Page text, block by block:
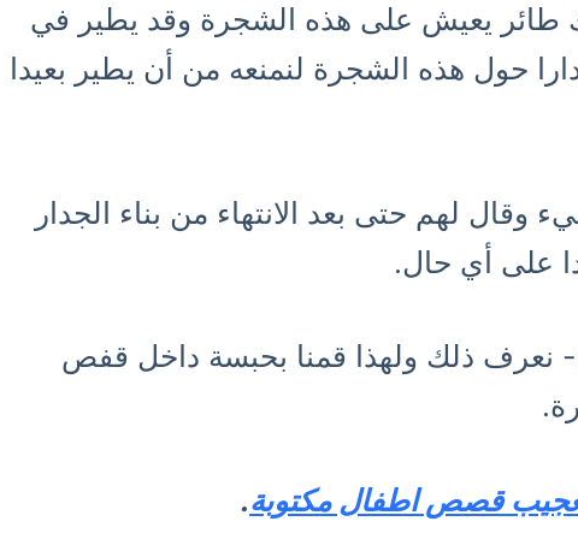
طائر يعيش على هذه الشجرة وقد يطير في
حول هذه الشجرة لنمنعه من أن يطير بعيدا
لهم حتى بعد الانتهاء من بناء الجدار
على أي حال.
نعرف ذلك ولهذا قمنا بحبسة داخل قفص
قصص اطفال مكتوبة.